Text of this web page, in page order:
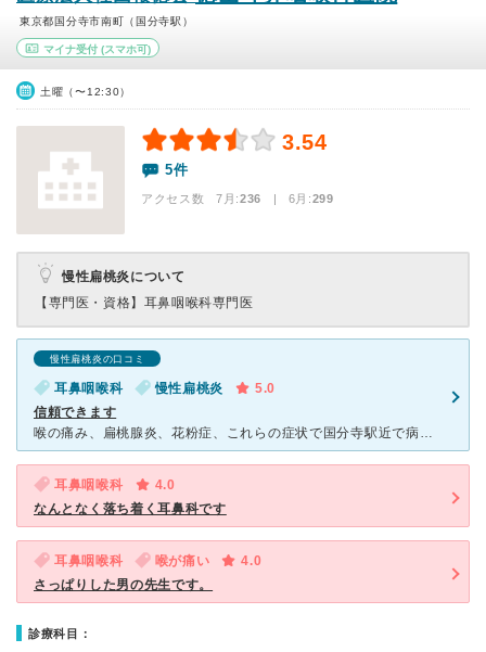
東京都国分寺市南町（国分寺駅）
マイナ受付 (スマホ可)
土曜（〜12:30）
3.54
5件
アクセス数 7月:236 | 6月:299
慢性扁桃炎について
【専門医・資格】 耳鼻咽喉科専門医
慢性扁桃炎の口コミ
耳鼻咽喉科 慢性扁桃炎
5.0
信頼できます
喉の痛み、扁桃腺炎、花粉症、これらの症状で国分寺駅近で病院を探しているなら徳山先生が1番です。昔からある病院で小さいですが診断は的確。内科で処方された風邪薬でなかなか喉の痛みが改善されず、こちらを受診
耳鼻咽喉科
4.0
なんとなく落ち着く耳鼻科です
耳鼻咽喉科 喉が痛い
4.0
さっぱりした男の先生です。
診療科目：